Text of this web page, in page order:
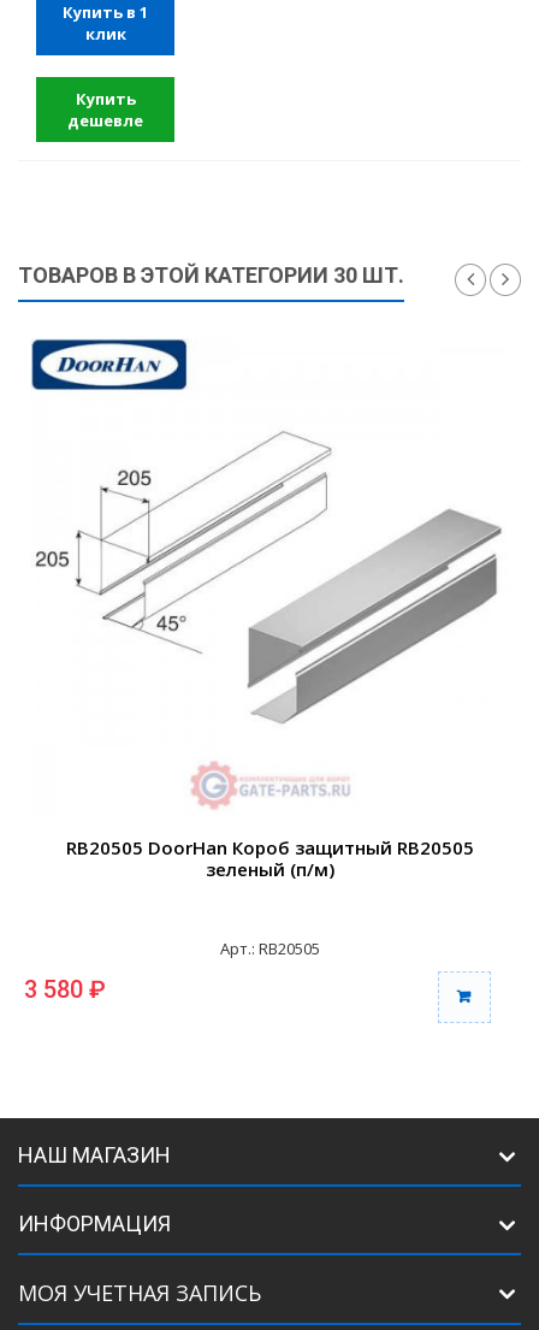
Купить в 1
клик
Купить
дешевле
ТОВАРОВ В ЭТОЙ КАТЕГОРИИ 30 ШТ.
RB20505 DoorHan Короб защитный RB20505
зеленый (п/м)
Арт.: RB20505
3 580 ₽
НАШ МАГАЗИН
ИНФОРМАЦИЯ
МОЯ УЧЕТНАЯ ЗАПИСЬ